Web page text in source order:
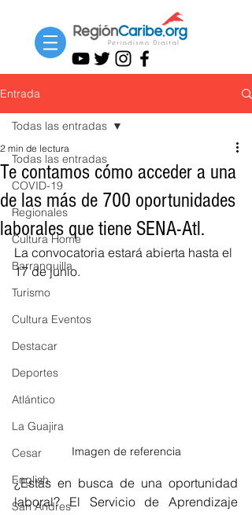
Entrada
Todas las entradas
COVID-19
Regionales
Cultura Home
Barranquilla
Turismo
Cultura Eventos
Destacar
Deportes
Atlántico
La Guajira
Cesar
English
San Andres
Todas las entradas
Te contamos cómo acceder a una
de las más de 700 oportunidades
laborales que tiene SENA-Atl.
2 min de lectura
La convocatoria estará abierta hasta el
17 de junio.
Imagen de referencia
¿Estás en busca de una oportunidad
laboral? El Servicio de Aprendizaje